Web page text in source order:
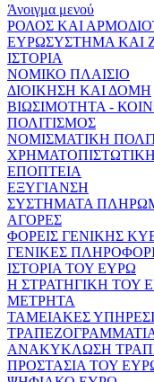
Άνοιγμα μενού
ΡΟΛΟΣ ΚΑΙ
ΕΥΡΩΣΥΣΤΗΜΑ ΚΑΙ
ΙΣΤΟΡΙΑ
ΝΟΜΙΚΟ ΠΛΑΙΣΙΟ
ΔΙΟΙΚΗΣΗ ΚΑΙ ΔΟΜΗ
ΒΙΩΣΙΜΟΤΗΤΑ -
ΠΟΛΙΤΙΣΜΟΣ
ΝΟΜΙΣΜΑΤΙΚΗ
ΕΠΟΠΤΕΙΑ
ΕΞΥΓΙΑΝΣΗ
ΣΥΣΤΗΜΑΤΑ
ΑΓΟΡΕΣ
ΦΟΡΕΙΣ ΓΕΝΙΚΗΣ
ΓΕΝΙΚΕΣ
ΙΣΤΟΡΙΑ ΤΟΥ ΕΥΡΩ
Η ΣΤΡΑΤΗΓΙΚΗ ΤΟΥ
ΜΕΤΡΗΤΑ
ΤΑΜΕΙΑΚΕΣ
ΑΝΑΚΥΚΛΩΣΗ
ΠΡΟΣΤΑΣΙΑ ΤΟΥ